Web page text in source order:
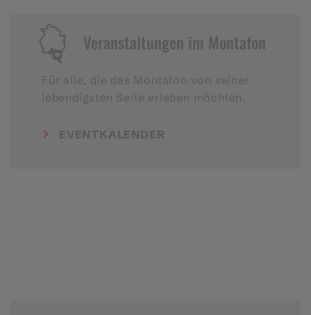
Veranstaltungen im Montafon
Für alle, die das Montafon von seiner
lebendigsten Seite erleben möchten.
EVENTKALENDER